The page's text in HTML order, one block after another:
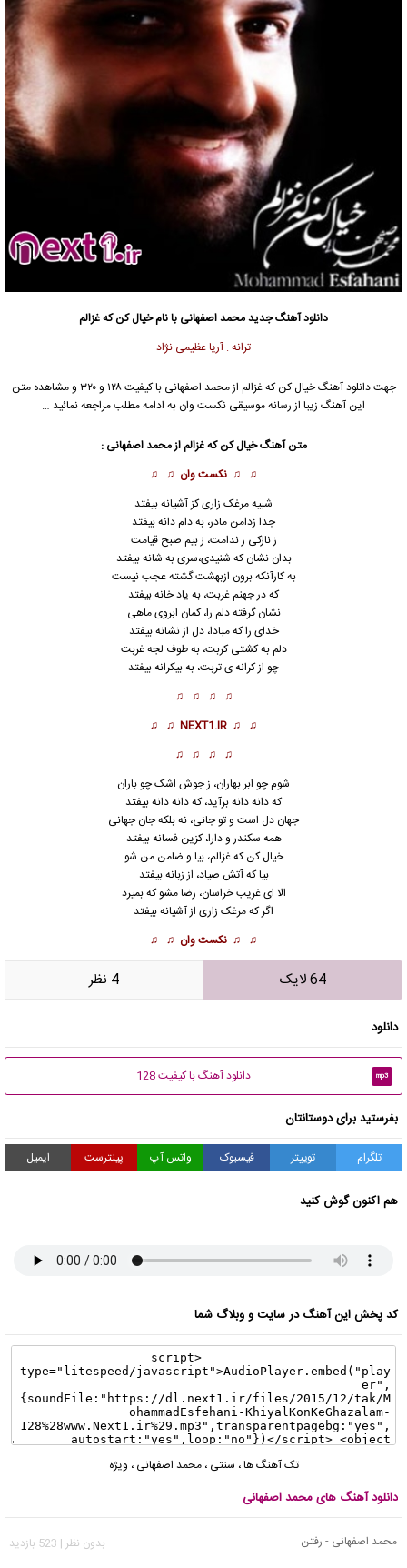
دانلود آهنگ جدیدمحمد اصفهانی با نام خیال کن که غزالم
ترانه : آریا عظیمی نژاد
جهت دانلود آهنگ خیال کن که غزالم ازمحمد اصفهانی
با کیفیت ۱۲۸ و ۳۲۰ و مشاهده متن
این آهنگ زیبا از رسانه موسیقی نکست وان به ادامه مطلب مراجعه نمائید …
متن آهنگ خیال کن که غزالم ازمحمد اصفهانی :
♫ ♫ نکست وان ♫ ♫
شبیه مرغک زاری کز آشیانه بیفتد
جدا زدامن مادر، به دام دانه بیفتد
ز نازکی ز ندامت، ز بیم صبح قیامت
بدان نشان که شنیدی،سری به شانه بیفتد
به کارآنکه برون ازبهشت گشته عجب نیست
که در جهنم غربت، به یاد خانه بیفتد
نشان گرفته دلم را، کمان ابروی ماهی
خدای را که مبادا، دل از نشانه بیفتد
دلم به کشتی کربت، به طوف لجه غربت
چو از کرانه ی تربت، به بیکرانه بیفتد
♫ ♫ ♫ ♫
♫ ♫
NEXT1.IR
♫ ♫
♫ ♫ ♫ ♫
شوم چو ابر بهاران، ز جوش اشک چو باران
که دانه دانه برآید، که دانه دانه بیفتد
جهان دل است و تو جانی، نه بلکه جان جهانی
همه سکندر و دارا، کزین فسانه بیفتد
خیال کن که غزالم، بیا و ضامن من شو
بیا که آتش صیاد، از زبانه بیفتد
الا ای غریب خراسان، رضا مشو که بمیرد
اگر که مرغک زاری از آشیانه بیفتد
♫ ♫ نکست وان ♫ ♫
64 لایک 4 نظر
دانلود
mp3 دانلود آهنگ با کیفیت 128
بفرستید برای دوستانتان
تلگرام توییتر فیسبوک واتس آپ پینترست ایمیل
هم اکنون گوش کنید
کد پخش این آهنگ در سایت و وبلاگ شما
تک آهنگ ها، سنتی ،محمد اصفهانی ، ویژه
دانلود آهنگ های محمد اصفهانی
محمد اصفهانی - رفتن بدون نظر | 523 بازدید